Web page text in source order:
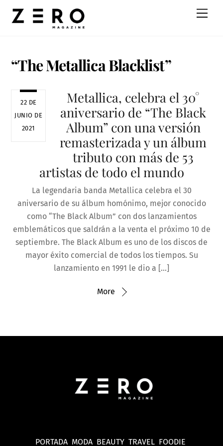
“The Metallica Blacklist”
22 DE
JUNIO DE
2021
Metallica, celebra el 30°
aniversario de “The Black
Album” con una versión
remasterizada y un álbum
tributo con más de 53
artistas de todo el mundo
La legendaria banda Metallica celebra el 30
aniversario de su álbum homónimo, mejor conocido
como “The Black Album” con dos lanzamientos
emblemáticos que saldrán a la venta el próximo 10 de
septiembre. The Black Album es uno de los discos de
mayor éxito comercial de todos los tiempos. Su
lanzamiento en 1991 le dio a […]
More
PORTADA MODA BEAUTY TRAVEL FOODIE